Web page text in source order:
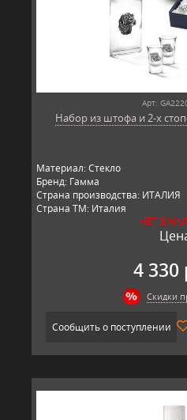
Арт:
Набор из штофа и 2-х
Материал: Стекло
Бренд: Гамма
Страна производства: ИТАЛИЯ
Страна ТМ: Италия
НЕТ В
4 330
Скидки
Сообщить о поступлении